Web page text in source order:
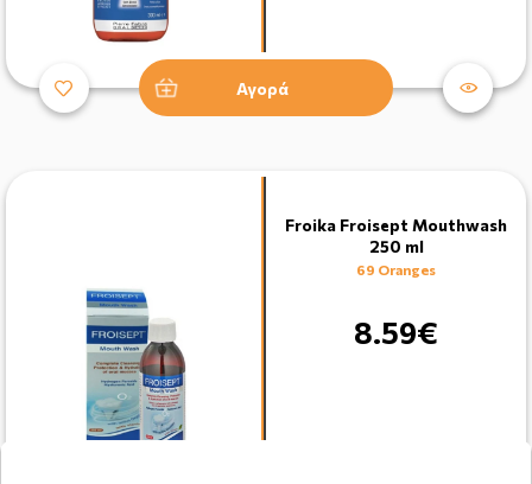
Αγορά
Froika Froisept Mouthwash
250 ml
69 Oranges
8.59€